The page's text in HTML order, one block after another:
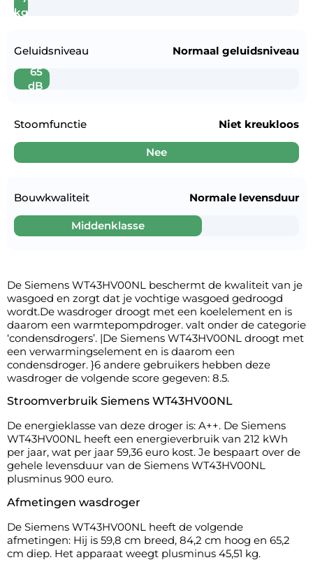
kg
Geluidsniveau
65
dB
Normaal geluidsniveau
Stoomfunctie
Nee
Niet kreukloos
Bouwkwaliteit
Middenklasse
Normale levensduur
De Siemens WT43HV00NL beschermt de kwaliteit van je
wasgoed en zorgt dat je vochtige wasgoed gedroogd
wordt.De wasdroger droogt met een koelelement en is
daarom een warmtepompdroger. valt onder de categorie
‘condensdrogers’. |De Siemens WT43HV00NL droogt met
een verwarmingselement en is daarom een
condensdroger. }6 andere gebruikers hebben deze
wasdroger de volgende score gegeven: 8.5.
Stroomverbruik Siemens WT43HV00NL
De energieklasse van deze droger is: A++. De Siemens
WT43HV00NL heeft een energieverbruik van 212 kWh
per jaar, wat per jaar 59,36 euro kost. Je bespaart over de
gehele levensduur van de Siemens WT43HV00NL
plusminus 900 euro.
Afmetingen wasdroger
De Siemens WT43HV00NL heeft de volgende
afmetingen: Hij is 59,8 cm breed, 84,2 cm hoog en 65,2
cm diep. Het apparaat weegt plusminus 45,51 kg.